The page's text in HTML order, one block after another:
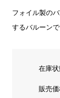
フォイル製の
するバルーン
在庫
販売